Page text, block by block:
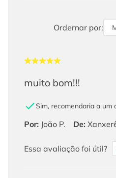
Ordernar por:
muito bom!!!
Sim, recomendaria a um
Por: João P. De:
Essa avaliação foi útil?